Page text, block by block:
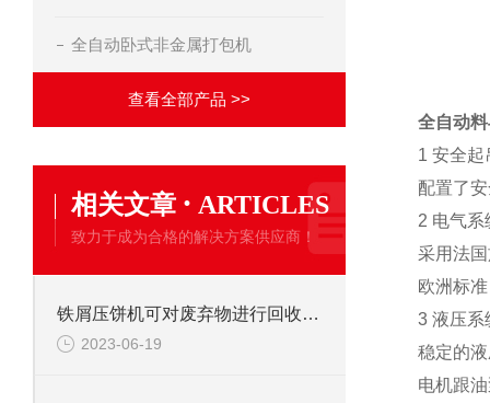
全自动卧式非金属打包机
查看全部产品 >>
相关文章 · ARTICLES
致力于成为合格的解决方案供应商！
铁屑压饼机可对废弃物进行回收利用
2023-06-19
全自动
1 安全起
配置了
2 电气系
采用法
欧洲标
3 液压系
稳定的
电机跟